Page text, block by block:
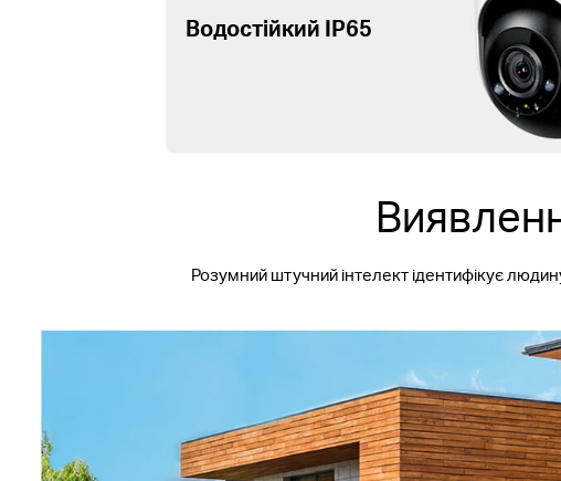
Водостійкий IP65
Розумний штучний інтелект ідентифікує